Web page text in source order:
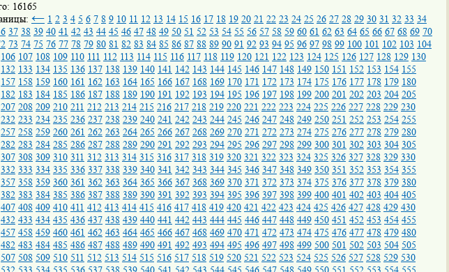
16165
← 1 2 3 4 5 6 7 8 9 10 11 12 13 14 15 16 17 18 19 20 21 22 23 24 25 26 27 28 29 30 31 32 33 34
37 38 39 40 41 42 43 44 45 46 47 48 49 50 51 52 53 54 55 56 57 58 59 60 61 62 63 64 65 66 67 68 69 70
73 74 75 76 77 78 79 80 81 82 83 84 85 86 87 88 89 90 91 92 93 94 95 96 97 98 99 100 101 102 103 104
106 107 108 109 110 111 112 113 114 115 116 117 118 119 120 121 122 123 124 125 126 127 128 129 130
132 133 134 135 136 137 138 139 140 141 142 143 144 145 146 147 148 149 150 151 152 153 154 155
157 158 159 160 161 162 163 164 165 166 167 168 169 170 171 172 173 174 175 176 177 178 179 180
182 183 184 185 186 187 188 189 190 191 192 193 194 195 196 197 198 199 200 201 202 203 204 205
207 208 209 210 211 212 213 214 215 216 217 218 219 220 221 222 223 224 225 226 227 228 229 230
232 233 234 235 236 237 238 239 240 241 242 243 244 245 246 247 248 249 250 251 252 253 254 255
257 258 259 260 261 262 263 264 265 266 267 268 269 270 271 272 273 274 275 276 277 278 279 280
282 283 284 285 286 287 288 289 290 291 292 293 294 295 296 297 298 299 300 301 302 303 304 305
307 308 309 310 311 312 313 314 315 316 317 318 319 320 321 322 323 324 325 326 327 328 329 330
332 333 334 335 336 337 338 339 340 341 342 343 344 345 346 347 348 349 350 351 352 353 354 355
357 358 359 360 361 362 363 364 365 366 367 368 369 370 371 372 373 374 375 376 377 378 379 380
382 383 384 385 386 387 388 389 390 391 392 393 394 395 396 397 398 399 400 401 402 403 404 405
407 408 409 410 411 412 413 414 415 416 417 418 419 420 421 422 423 424 425 426 427 428 429 430
432 433 434 435 436 437 438 439 440 441 442 443 444 445 446 447 448 449 450 451 452 453 454 455
457 458 459 460 461 462 463 464 465 466 467 468 469 470 471 472 473 474 475 476 477 478 479 480
482 483 484 485 486 487 488 489 490 491 492 493 494 495 496 497 498 499 500 501 502 503 504 505
507 508 509 510 511 512 513 514 515 516 517 518 519 520 521 522 523 524 525 526 527 528 529 530